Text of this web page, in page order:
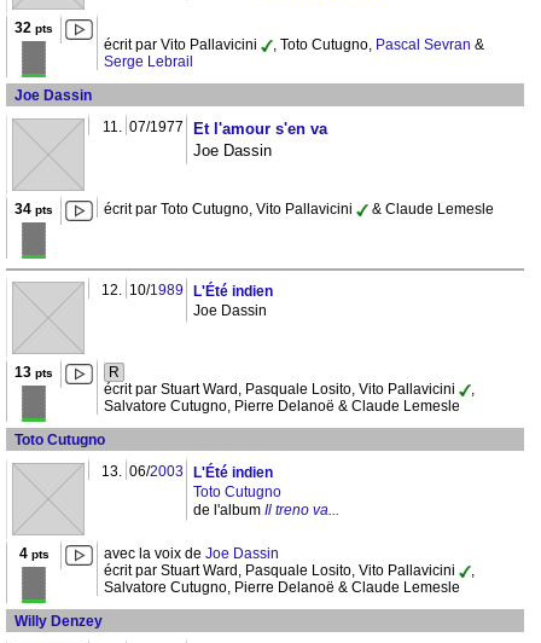
32 pts
écrit par Vito Pallavicini , Toto Cutugno, Pascal Sevran &
Serge Lebrail
Joe Dassin
11. 07/1977
Et l'amour s'en va
Joe Dassin
34 pts écrit par Toto Cutugno, Vito Pallavicini & Claude Lemesle
12. 10/1989
L'Été indien
Joe Dassin
13 pts
R
écrit par Stuart Ward, Pasquale Losito, Vito Pallavicini
,
Salvatore Cutugno, Pierre Delanoë & Claude Lemesle
Toto Cutugno
13. 06/2003
L'Été indien
Toto Cutugno
de l'album Il treno va...
4pts avec la voix de Joe Dassin
écrit par Stuart Ward, Pasquale Losito, Vito Pallavicini
,
Salvatore Cutugno, Pierre Delanoë & Claude Lemesle
Willy Denzey